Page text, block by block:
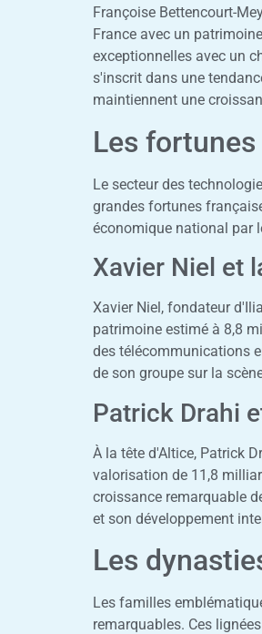
Françoise Bettencourt-
France avec un
exceptionnelles avec un
s'inscrit dans une
maintiennent une
Les
Le secteur des
grandes fortunes
économique national par
Xavier Niel et
Xavier Niel, fondateur
patrimoine estimé à 8,8
des télécommunications
de son groupe sur la
Patrick Drahi
À la tête d'Altice, Patrick
valorisation de 11,8
croissance remarquable
et son développement
Les
Les familles
remarquables. Ces